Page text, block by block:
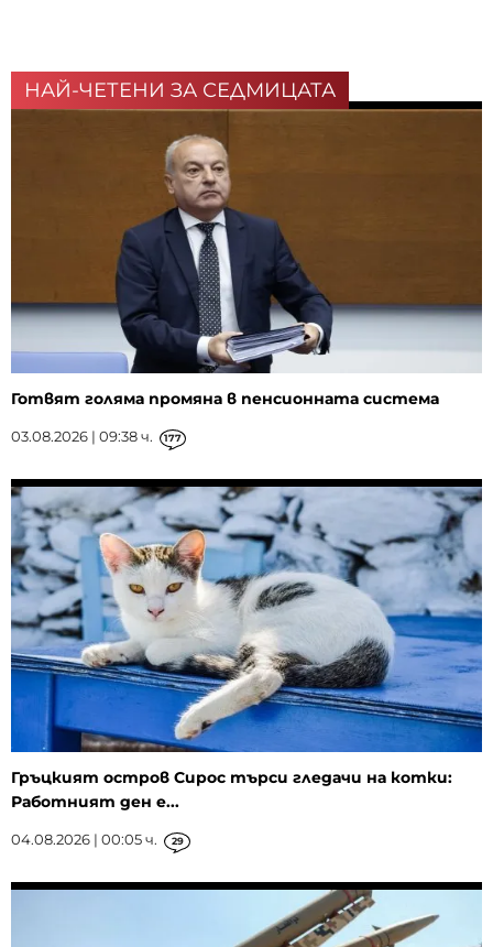
НАЙ-ЧЕТЕНИ ЗА СЕДМИЦАТА
Готвят голяма промяна в пенсионната система
03.08.2026 | 09:38 ч. 177
Гръцкият остров Сирос търси гледачи на котки:
Работният ден е...
04.08.2026 | 00:05 ч. 29